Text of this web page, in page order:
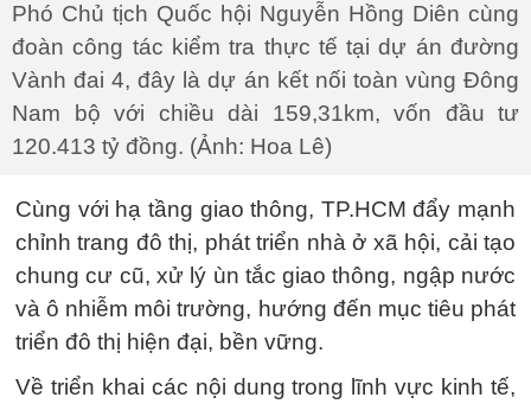
Phó Chủ tịch Quốc hội Nguyễn Hồng Diên cùng
đoàn công tác kiểm tra thực tế tại dự án đường
Vành đai 4, đây là dự án kết nối toàn vùng Đông
Nam bộ với chiều dài 159,31km, vốn đầu tư
120.413 tỷ đồng. (Ảnh: Hoa Lê)
Cùng với hạ tầng giao thông, TP.HCM đẩy mạnh
chỉnh trang đô thị, phát triển nhà ở xã hội, cải tạo
chung cư cũ, xử lý ùn tắc giao thông, ngập nước
và ô nhiễm môi trường, hướng đến mục tiêu phát
triển đô thị hiện đại, bền vững.
Về triển khai các nội dung trong lĩnh vực kinh tế,